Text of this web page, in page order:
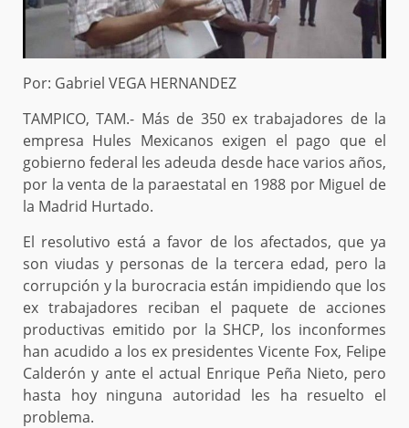
Por: Gabriel VEGA HERNANDEZ
TAMPICO, TAM.- Más de 350 ex trabajadores de la
empresa Hules Mexicanos exigen el pago que el
gobierno federal les adeuda desde hace varios años,
por la venta de la paraestatal en 1988 por Miguel de
la Madrid Hurtado.
El resolutivo está a favor de los afectados, que ya
son viudas y personas de la tercera edad, pero la
corrupción y la burocracia están impidiendo que los
ex trabajadores reciban el paquete de acciones
productivas emitido por la SHCP, los inconformes
han acudido a los ex presidentes Vicente Fox, Felipe
Calderón y ante el actual Enrique Peña Nieto, pero
hasta hoy ninguna autoridad les ha resuelto el
problema.